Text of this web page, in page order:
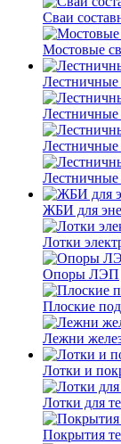
Сваи
Мостовые
Лестничные
ЖБИ для
Лотки
Опоры ЛЭП
Плоские
Лежни
Лотки и
Лотки для
Покрытия